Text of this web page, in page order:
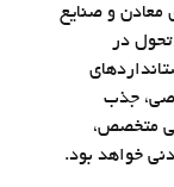
معادن و صنایع
در
جذب
متخصص،
خواهد بود.